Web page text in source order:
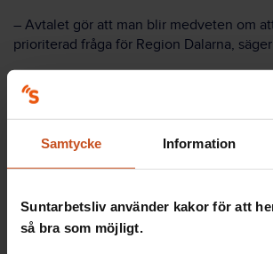
Samtycke Information
Suntarbetsliv använder kakor för att
så bra som möjligt.
– Avtalet gör att man blir medveten om
prioriterad fråga för Region Dalarna,
enhet, säger Marion Vaeggemose.